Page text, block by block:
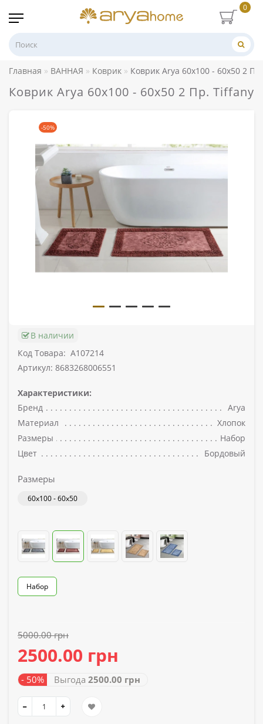
0
Главная ВАННАЯ Коврик Коврик Arya 60x100 - 60x50 2
Коврик Arya 60x100 - 60x50 2 Пр. Tiffany
-50%
В наличии
Код Товара: A107214
Артикул: 8683268006551
Характеристики:
Бренд
Arya
Материал
Хлопок
Размеры
Набор
Цвет
Бордовый
Размеры
60x100 - 60x50
Набор
5000.00 грн
2500.00 грн
- 50% Выгода 2500.00 грн